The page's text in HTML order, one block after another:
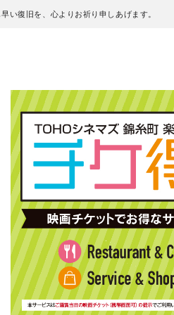
い復旧を、心よりお祈り申しあげます。